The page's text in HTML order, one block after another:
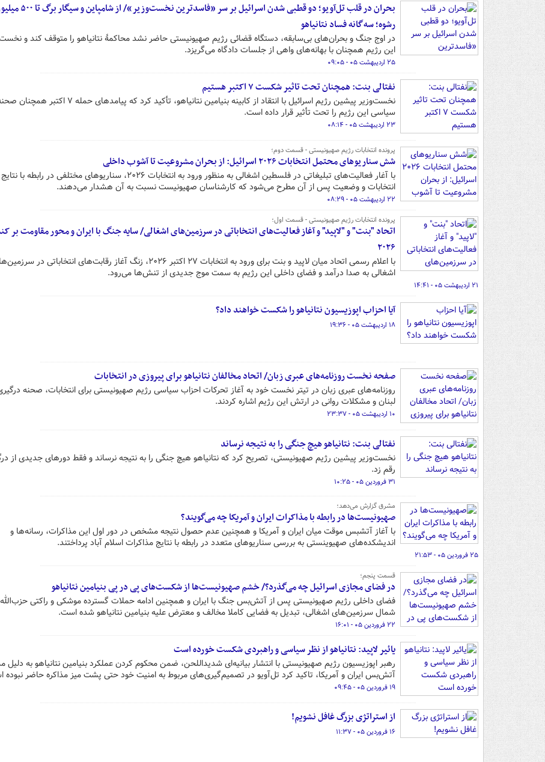
بحران در قلب تل‌آویو؛ دو قطبی شدن اسرائیل بر
رشوه؛ سه‌گانه فساد نتانیاهو
در اوج جنگ و بحران‌های بی‌سابقه، دستگاه قضائی رژیم صهیونیستی حاضر نشد محاکمهٔ نتانیاهو را متوقف کند و
این رژیم همچنان با بهانه‌های واهی از جلسات دادگاه می‌گریزد.
۲۵ اردیبهشت ۰۵ - ۰۹:۰۵
نفتالی بنت: همچنان تحت تاثیر شکست ۷ اکتبر هستیم
نخست‌وزیر پیشین رژیم اسرائیل با انتقاد از کابینه بنیامین نتانیاهو، تأکید کرد که پیامدهای حمله ۷ اکتبر
سیاسی این رژیم را تحت تأثیر قرار داده است.
۲۳ اردیبهشت ۰۵ - ۰۸:۱۴
پرونده انتخابات رژیم صهیونیستی - قسمت دوم؛
شش سناریوهای محتمل انتخابات ۲۰۲۶ اسرائیل: از بحران مشروعیت تا آشوب داخلی
با آغار فعالیت‌های تبلیغاتی در فلسطین اشغالی به منظور ورود به انتخابات ۲۰۲۶، سناریوهای مختلفی در رابطه با نتایج
انتخابات و وضعیت پس از آن مطرح می‌شود که کارشناسان صهیونیست نسبت به آن هشدار می‌دهند.
۲۲ اردیبهشت ۰۵ - ۰۸:۲۹
پرونده انتخابات رژیم صهیونیستی - قسمت اول؛
اتحاد "بنت" و "لاپید" و آغاز فعالیت‌های انتخاباتی در سرزمین‌های اشغالی/ سایه جنگ با ایران و محور مقاومت بر
۲۰۲۶
با اعلام رسمی اتحاد میان لاپید و بنت برای ورود به انتخابات ۲۷ اکتبر ۲۰۲۶، زنگ آغاز رقابت‌های انتخاباتی در
اشغالی به صدا درآمد و فضای داخلی این رژیم به سمت موج جدیدی از تنش‌ها می‌رود.
۲۱ اردیبهشت ۰۵ - ۱۴:۴۱
آیا احزاب اپوزیسیون نتانیاهو را شکست خواهند داد؟
۱۸ اردیبهشت ۰۵ - ۱۹:۳۶
صفحه نخست روزنامه‌های عبری زبان/ اتحاد مخالفان نتانیاهو برای پیروزی در انتخابات
روزنامه‌های عبری زبان در تیتر نخست خود به آغاز تحرکات احزاب سیاسی رژیم صهیونیستی برای انتخابات، صحنه
لبنان و مشکلات روانی در ارتش این رژیم اشاره کردند.
۱۰ اردیبهشت ۰۵ - ۲۳:۳۷
نفتالی بنت: نتانیاهو هیچ جنگی را به نتیجه نرساند
نخست‌وزیر پیشین رژیم صهیونیستی، تصریح کرد که نتانیاهو هیچ جنگی را به نتیجه نرساند و فقط دورهای جدیدی از
رقم زد.
۳۱ فروردین ۰۵ - ۱۰:۲۵
مشرق گزارش می‎‌دهد؛
صهیونیست‌‎ها در رابطه با مذاکرات ایران و آمریکا چه می‌گویند؟
با آغاز آتش‎بس موقت میان ایران و آمریکا و همچنین عدم حصول نتیجه مشخص در دور اول این مذاکرات، رسانه‌‎ها و
اندیشکده‎‌های صهیوینستی به بررسی سناریوهای متعدد در رابطه با نتایج مذاکرات اسلام آباد پرداختند.
۲۵ فروردین ۰۵ - ۲۱:۵۳
قسمت پنجم؛
در فضای مجازی اسرائیل چه می‌گذرد؟/ خشم صهیونیست‌ها از شکست‌های پی در پی بنیامین نتانیاهو
فضای داخلی رژیم صهیونیستی پس از آتش‌بس جنگ با ایران و همچنین ادامه حملات گسترده موشکی و راکتی
شمال سرزمین‌های اشغالی، تبدیل به فضایی کاملا مخالف و معترض علیه بنیامین نتانیاهو شده است.
۲۲ فروردین ۰۵ - ۱۶:۰۱
یائیر لاپید: نتانیاهو از نظر سیاسی و راهبردی شکست خورده است
رهبر اپوزیسیون رژیم صهیونیستی با انتشار بیانیه‌ای شدیداللحن، ضمن محکوم کردن عملکرد بنیامین نتانیاهو به دلیل
آتش‌بس ایران و آمریکا، تاکید کرد تل‌آویو در تصمیم‌گیری‌های مربوط به امنیت خود حتی پشت میز مذاکره حاضر
۱۹ فروردین ۰۵ - ۰۹:۴۵
از استراتژی بزرگ غافل نشویم!
۱۶ فروردین ۰۵ - ۱۱:۳۷